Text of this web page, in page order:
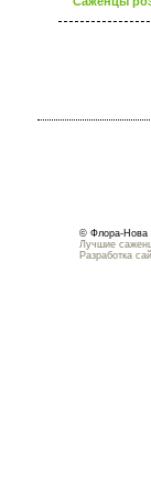
© Флора-Нова
Лучшие
Разработка